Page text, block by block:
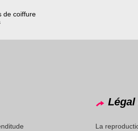
de coiffure
Légal
La